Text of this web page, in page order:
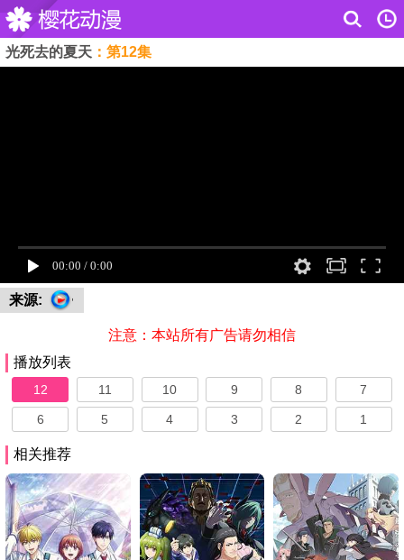
光死去的夏天 ：第12集
来源:
注意：本站所有广告请勿相信
播放列表
12 11 10 9 8 7
6 5 4 3 2 1
相关推荐